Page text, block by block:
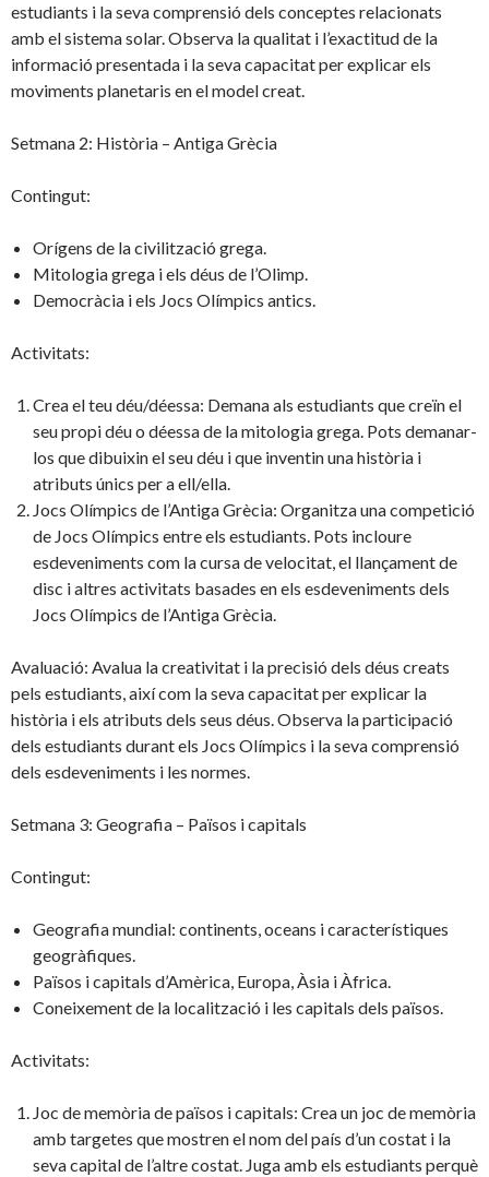
estudiants i la seva comprensió dels conceptes relacionats
amb el sistema solar. Observa la qualitat i l’exactitud de la
informació presentada i la seva capacitat per explicar els
moviments planetaris en el model creat.
Setmana 2: Història – Antiga Grècia
Contingut:
Orígens de la civilització grega.
Mitologia grega i els déus de l’Olimp.
Democràcia i els Jocs Olímpics antics.
Activitats:
Crea el teu déu/déessa: Demana als estudiants que creïn el
seu propi déu o déessa de la mitologia grega. Pots demanar-
los que dibuixin el seu déu i que inventin una història i
atributs únics per a ell/ella.
Jocs Olímpics de l’Antiga Grècia: Organitza una competició
de Jocs Olímpics entre els estudiants. Pots incloure
esdeveniments com la cursa de velocitat, el llançament de
disc i altres activitats basades en els esdeveniments dels
Jocs Olímpics de l’Antiga Grècia.
Avaluació: Avalua la creativitat i la precisió dels déus creats
pels estudiants, així com la seva capacitat per explicar la
història i els atributs dels seus déus. Observa la participació
dels estudiants durant els Jocs Olímpics i la seva comprensió
dels esdeveniments i les normes.
Setmana 3: Geografia – Països i capitals
Contingut:
Geografia mundial: continents, oceans i característiques
geogràfiques.
Països i capitals d’Amèrica, Europa, Àsia i Àfrica.
Coneixement de la localització i les capitals dels països.
Activitats:
Joc de memòria de països i capitals: Crea un joc de memòria
amb targetes que mostren el nom del país d’un costat i la
seva capital de l’altre costat. Juga amb els estudiants perquè